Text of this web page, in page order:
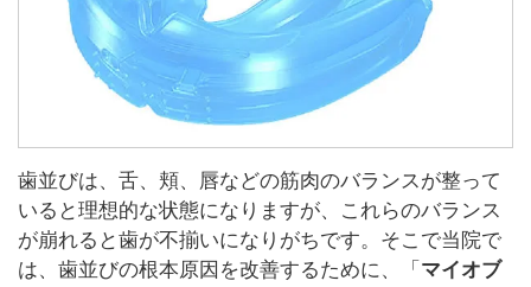
歯並びは、舌、頬、唇などの筋肉のバランスが整って
いると理想的な状態になりますが、これらのバランス
が崩れると歯が不揃いになりがちです。そこで当院で
は、歯並びの根本原因を改善するために、「 マイオブ